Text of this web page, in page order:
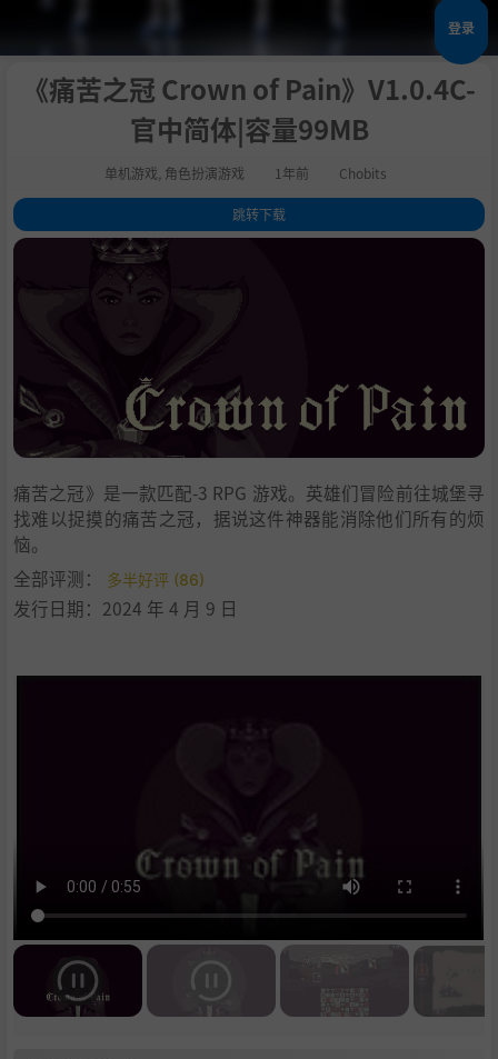
登录
《痛苦之冠 Crown of Pain》V1.0.4C-
官中简体|容量99MB
单机游戏 角色扮演游戏 1年前 Chobits
跳转下载
1.关于这款游戏
学习
痛苦之冠》是一款匹配-3 RPG 游戏。英雄们冒险前往城堡寻
找难以捉摸的痛苦之冠，据说这件神器能消除他们所有的烦
恼。
全部评测：
多半好评 (86)
发行日期：2024 年 4 月 9 日